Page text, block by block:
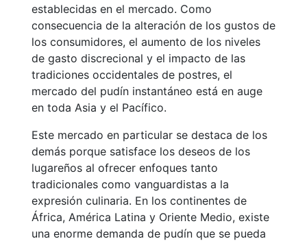
establecidas en el mercado. Como
consecuencia de la alteración de los gustos de
los consumidores, el aumento de los niveles
de gasto discrecional y el impacto de las
tradiciones occidentales de postres, el
mercado del pudín instantáneo está en auge
en toda Asia y el Pacífico.
Este mercado en particular se destaca de los
demás porque satisface los deseos de los
lugareños al ofrecer enfoques tanto
tradicionales como vanguardistas a la
expresión culinaria. En los continentes de
África, América Latina y Oriente Medio, existe
una enorme demanda de pudín que se pueda